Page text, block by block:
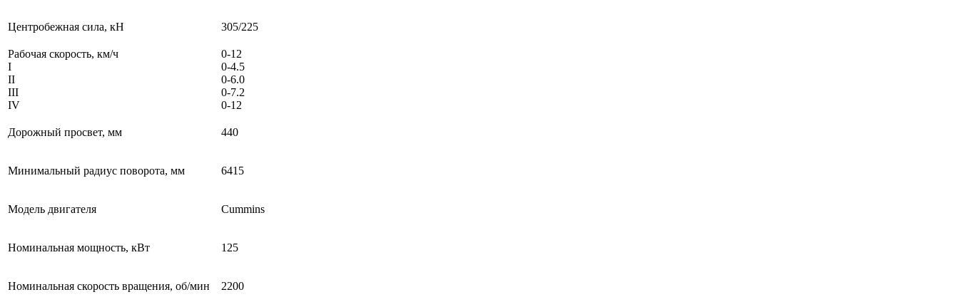
Центробежная сила, кН 305/225
Рабочая скорость, км/ч
I
II
III
IV
0-12
0-4.5
0-6.0
0-7.2
0-12
Дорожный просвет, мм 440
Минимальный радиус поворота, мм 6415
Модель двигателя Cummins
Номинальная мощность, кВт 125
Номинальная скорость вращения, об/мин 2200